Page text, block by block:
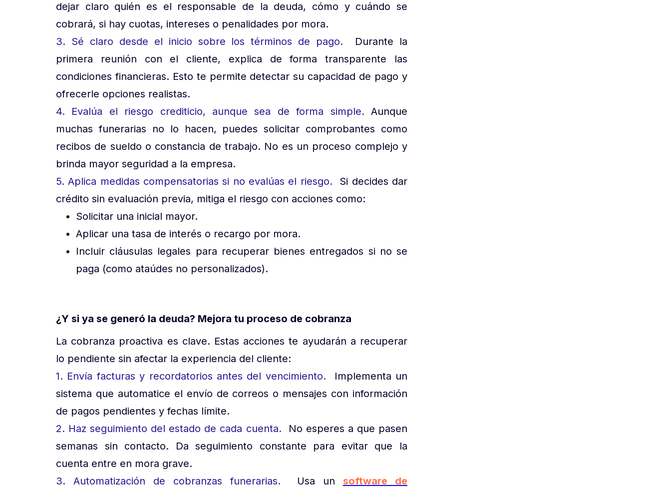
dejar claro quién es el responsable de la deuda, cómo y cuándo se
cobrará, si hay cuotas, intereses o penalidades por mora.
3. Sé claro desde el inicio sobre los términos de pago. Durante la
primera reunión con el cliente, explica de forma transparente las
condiciones financieras. Esto te permite detectar su capacidad de pago y
ofrecerle opciones realistas.
4. Evalúa el riesgo crediticio, aunque sea de forma simple. Aunque
muchas funerarias no lo hacen, puedes solicitar comprobantes como
recibos de sueldo o constancia de trabajo. No es un proceso complejo y
brinda mayor seguridad a la empresa.
5. Aplica medidas compensatorias si no evalúas el riesgo. Si decides dar
crédito sin evaluación previa, mitiga el riesgo con acciones como:
Solicitar una inicial mayor.
Aplicar una tasa de interés o recargo por mora.
Incluir cláusulas legales para recuperar bienes entregados si no se
paga (como ataúdes no personalizados).
¿Y si ya se generó la deuda? Mejora tu proceso de cobranza
La cobranza proactiva es clave. Estas acciones te ayudarán a recuperar
lo pendiente sin afectar la experiencia del cliente:
1. Envía facturas y recordatorios antes del vencimiento. Implementa un
sistema que automatice el envío de correos o mensajes con información
de pagos pendientes y fechas límite.
2. Haz seguimiento del estado de cada cuenta.
No esperes a que pasen
semanas sin contacto. Da seguimiento constante para evitar que la
cuenta entre en mora grave.
3. Automatización de cobranzas funerarias.
Usa un software de